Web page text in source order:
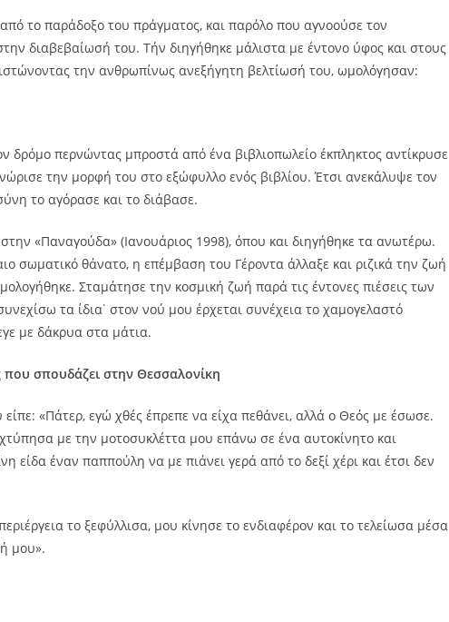
το παράδοξο του πράγματος, και παρόλο που αγνοούσε τον
διαβεβαίωσή του. Τήν διηγήθηκε μάλιστα με έντονο ύφος και στους
την ανθρωπίνως ανεξήγητη βελτίωσή του, ωμολόγησαν:
δρόμο περνώντας μπροστά από ένα βιβλιοπωλείο έκπληκτος αντίκρυσε
την μορφή του στο εξώφυλλο ενός βιβλίου. Έτσι ανεκάλυψε τον
το αγόρασε και το διάβασε.
«Παναγούδα» (Ιανουάριος 1998), όπου και διηγήθηκε τα ανωτέρω.
σωματικό θάνατο, η επέμβαση του Γέροντα άλλαξε και ριζικά την ζωή
Σταμάτησε την κοσμική ζωή παρά τις έντονες πιέσεις των
τα ίδια˙ στον νού μου έρχεται συνέχεια το χαμογελαστό
με δάκρυα στα μάτια.
σπουδάζει στην Θεσσαλονίκη
«Πάτερ, εγώ χθές έπρεπε να είχα πεθάνει, αλλά ο Θεός με έσωσε.
με την μοτοσυκλέττα μου επάνω σε ένα αυτοκίνητο και
είδα έναν παππούλη να με πιάνει γερά από το δεξί χέρι και έτσι δεν
το ξεφύλλισα, μου κίνησε το ενδιαφέρον και το τελείωσα μέσα
μου».